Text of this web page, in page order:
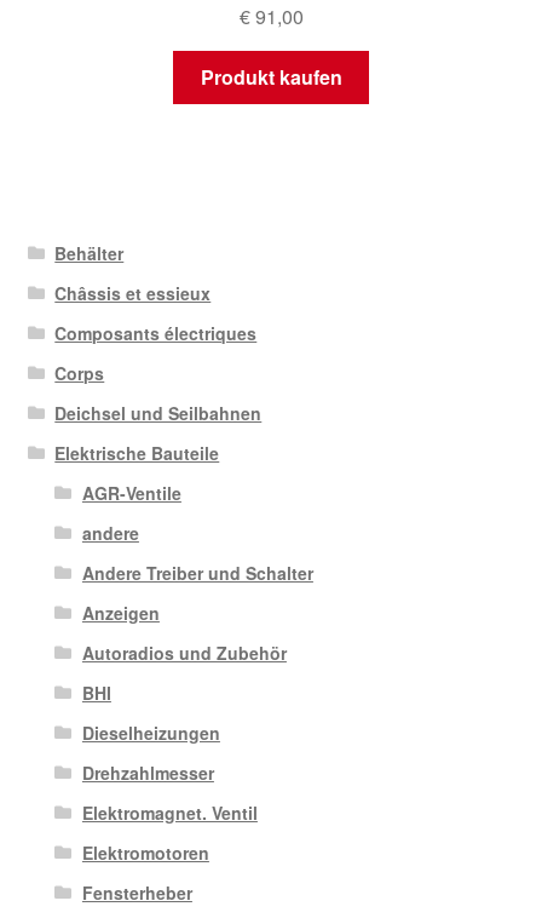
€91,00
Produkt kaufen
Behälter
Châssis et essieux
Composants électriques
Corps
Deichsel und Seilbahnen
Elektrische Bauteile
AGR-Ventile
andere
Andere Treiber und Schalter
Anzeigen
Autoradios und Zubehör
BHI
Dieselheizungen
Drehzahlmesser
Elektromagnet. Ventil
Elektromotoren
Fensterheber